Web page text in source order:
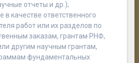
отчеты и др.);
в качестве ответственного
работ или их разделов по
заказам, грантам РНФ,
другим научным грантам,
фундаментальных